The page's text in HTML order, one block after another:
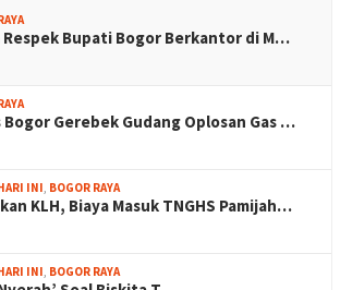
Respek Bupati Bogor Berkantor di M…
Bogor Gerebek Gudang Oplosan Gas …
INI BOGOR RAYA
KLH, Biaya Masuk TNGHS Pamijah…
INI BOGOR RAYA